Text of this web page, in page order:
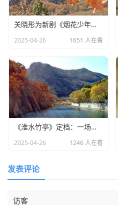
关晓彤为新剧《烟花少年》宣传，全程不语只是一味搞事业
2025-04-26 1651 人在看
《淮水竹亭》定档：一场东方美学与宿命之恋的双重盛宴​
2025-04-26 1246 人在看
发表评论